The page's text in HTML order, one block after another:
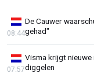
De Cauwer
gehad"
08:44
Visma krijgt nieuwe
diggelen
07:57